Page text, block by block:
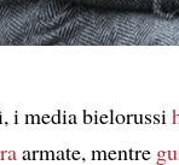
i media bielorussi
armate, mentre